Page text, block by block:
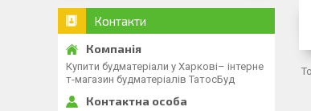
Контакти
Купити будматеріали у Харкові– інтерне
т-магазин будматеріалів ТатосБуд